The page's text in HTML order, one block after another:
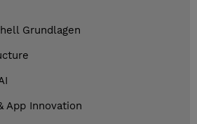
Grundlagen
App Innovation